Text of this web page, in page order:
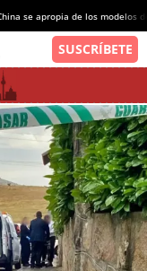
se apropia de los modelos